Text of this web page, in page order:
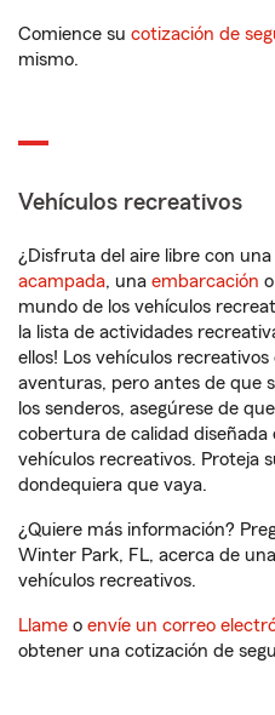
Comience su cotización de
mismo.
Vehículos recreativos
¿Disfruta del aire libre con una
acampada, una embarcación
mundo de los vehículos
la lista de actividades
ellos! Los vehículos
aventuras, pero antes de que
los senderos, asegúrese de
cobertura de calidad
vehículos recreativos. Proteja
dondequiera que vaya.
¿Quiere más información?
Winter Park, FL, acerca de
vehículos recreativos.
Llame o envíe un correo
obtener una cotización de